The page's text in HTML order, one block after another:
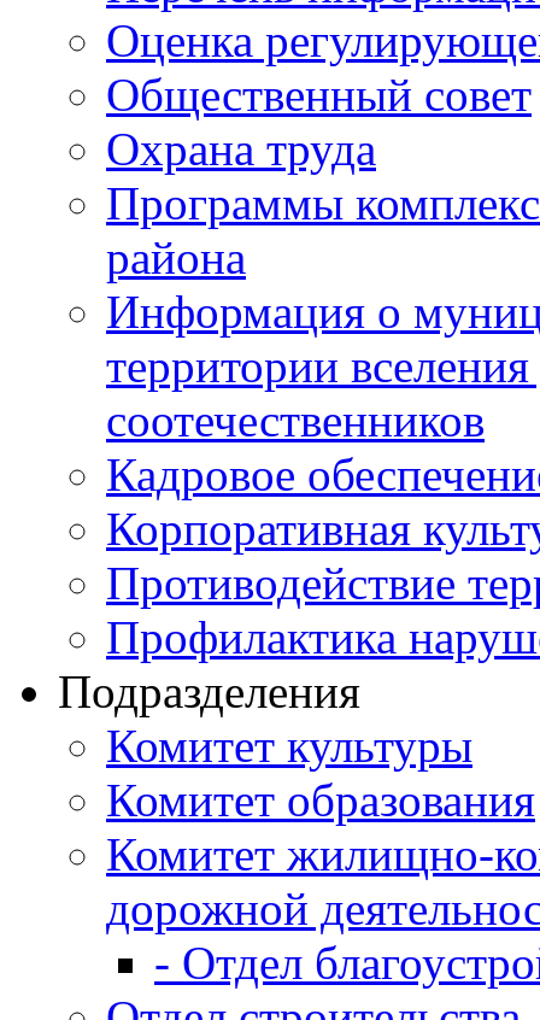
Оценка
Общественный совет
Охрана труда
Программы
района
Информация о
территории
соотечественников
Кадровое
Корпоративная
Противодействие
Профилактика
Подразделения
Комитет культуры
Комитет образования
Комитет жилищно-
дорожной
- Отдел